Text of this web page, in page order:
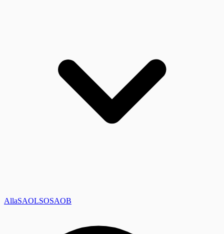
AllaSAOLSOSAOB